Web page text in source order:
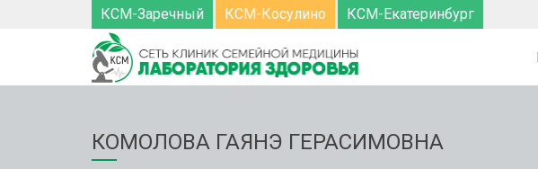
КСМ-Заречный КСМ-Косулино КСМ-Екатеринбург
КОМОЛОВА ГАЯНЭ ГЕРАСИМОВНА